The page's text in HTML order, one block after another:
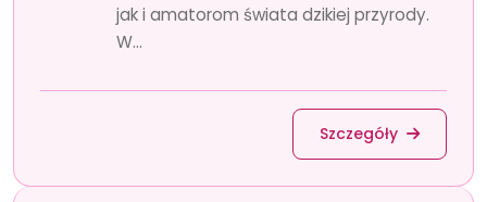
jak i amatorom świata dzikiej przyrody.
W...
Szczegóły